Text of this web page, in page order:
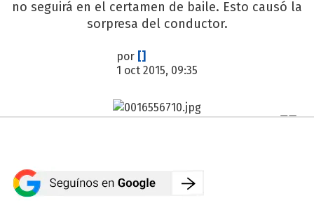
no seguirá en el certamen de baile. Esto causó la
sorpresa del conductor.
por []
1 oct 2015, 09:35